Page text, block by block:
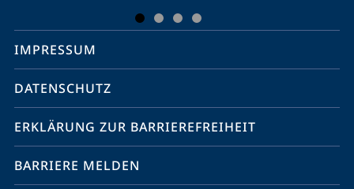
Social
Media
Kontakte
IMPRESSUM
DATENSCHUTZ
ERKLÄRUNG ZUR BARRIEREFREIHEIT
BARRIERE MELDEN